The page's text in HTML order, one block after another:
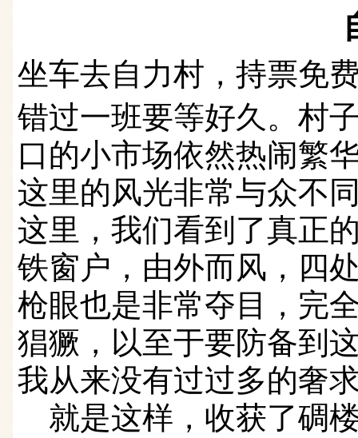
坐车去自力村，持票免
错过一班要等好久。 村
口的小市场依然热闹繁
这里的风光非常与众不
这里，我们看到了真正
铁窗户， 由外而风，四
枪眼也是非常夺目， 完
猖獗， 以至于要防备到
我从来没有过过多的奢
就是这样， 收获了碉